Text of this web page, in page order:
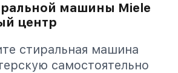
машины Miele
центр
стиральная машина
самостоятельно